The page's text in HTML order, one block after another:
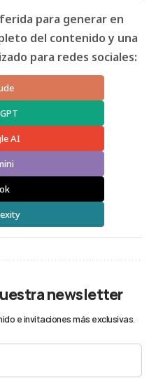
para generar en
del contenido y una
para redes sociales:
AI
newsletter
e invitaciones más exclusivas.